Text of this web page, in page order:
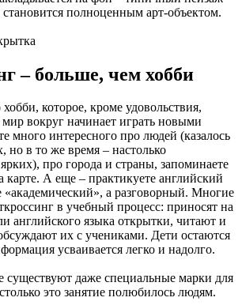
полноценным арт-объектом.
– больше, чем хобби
которое, кроме удовольствия,
вокруг начинает играть новыми
много интересного про людей (казалось
но в то же время – настолько
про города и страны, запоминаете
карте. А еще – практикуете английский
а разговорный. Многие
в учебный процесс: приносят на
английского языка открытки, читают и
их с учениками. Дети остаются
усваивается легко и надолго.
существуют даже специальные марки для
это занятие полюбилось людям.